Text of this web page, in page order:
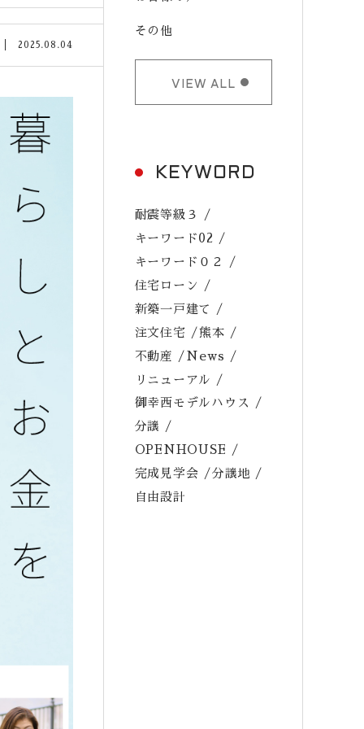
2025.08.04
その他
VIEW ALL
KEYWORD
耐震等級３
キーワード02
キーワード０２
住宅ローン
新築一戸建て
注文住宅 熊本
不動産 News
リニューアル
御幸西モデルハウス
分譲
OPENHOUSE
完成見学会 分譲地
自由設計